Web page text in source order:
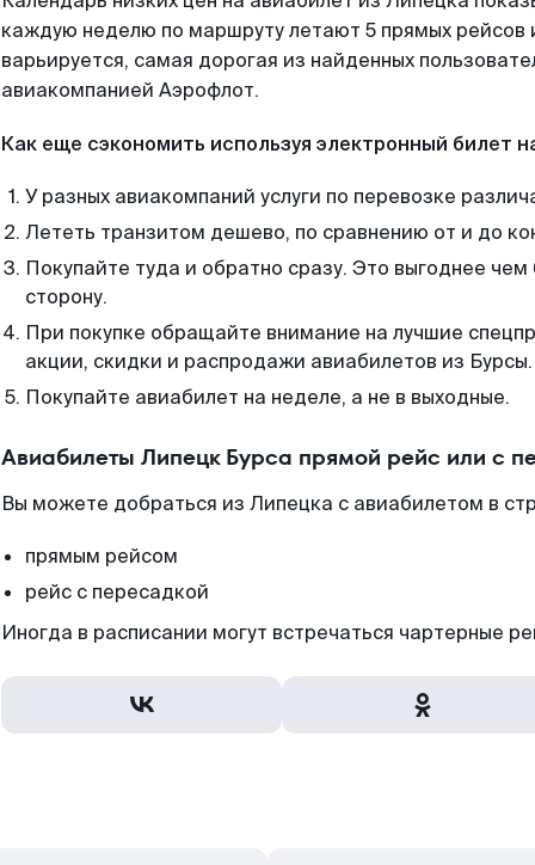
каждую неделю по маршруту летают 5 прямых рейсов
варьируется, самая дорогая из найденных
авиакомпанией Аэрофлот.
Как еще сэкономить используя электронный билет
У разных авиакомпаний услуги по перевозке
Лететь транзитом дешево, по сравнению от и до
Покупайте туда и обратно сразу. Это выгоднее
сторону.
При покупке обращайте внимание на лучшие
акции, скидки и распродажи авиабилетов из Бурсы.
Покупайте авиабилет на неделе, а не в выходные.
Авиабилеты Липецк Бурса прямой рейс или с
Вы можете добраться из Липецка с авиабилетом в
прямым рейсом
рейс с пересадкой
Иногда в расписании могут встречаться чартерные